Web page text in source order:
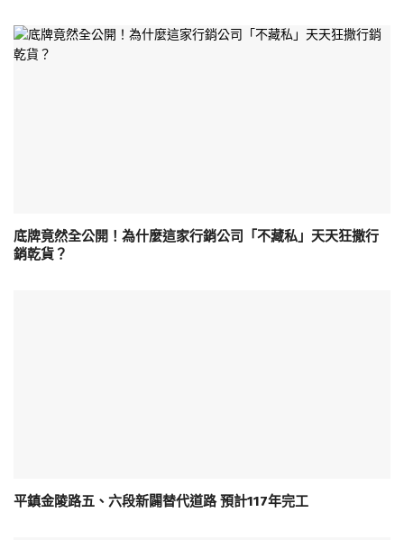
底牌竟然全公開！為什麼這家行銷公司「不藏私」天天狂撒行
銷乾貨？
平鎮金陵路五、六段新闢替代道路 預計117年完工